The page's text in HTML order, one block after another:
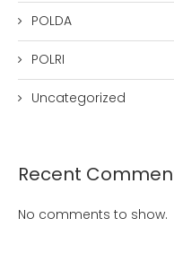
POLDA
POLRI
Uncategorized
Recent
No comments to show.